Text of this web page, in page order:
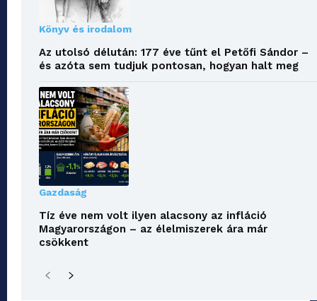
Könyv és irodalom
Az utolsó délután: 177 éve tűnt el Petőfi Sándor –
és azóta sem tudjuk pontosan, hogyan halt meg
Gazdaság
Tíz éve nem volt ilyen alacsony az infláció
Magyarországon – az élelmiszerek ára már
csökkent